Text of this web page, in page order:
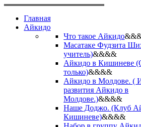
Главная
Айкидо
Что такое Айкидо
Масатаке Фудзита
учитель)&&&&
Айкидо в Кишиневе
только)&&&&
Айкидо в Молдове. (
развития Айкидо в
Молдове.)&&&&
Наше Доджо. (Клуб
Кишиневе)&&&&